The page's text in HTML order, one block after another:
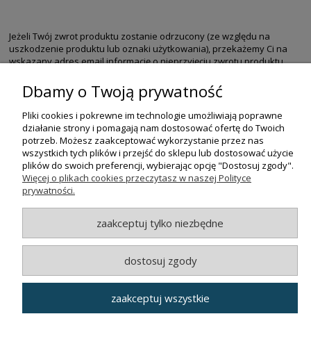
Jeżeli Twój zwrot produktu zostanie odrzucony (ze względu na
uszkodzenie produktu lub oznaki użytkowania), przekażemy Ci na
wskazany adres email informację o nieprzyjęciu zwrotu produktu.
produkt, pokrywając koszt przesyłki.
ZAKUPY
POMOC
INFORMACJE
Wszystkie prawa zastrzeżone.
Dbamy o Twoją prywatność
Pliki cookies i pokrewne im technologie umożliwiają poprawne
działanie strony i pomagają nam dostosować ofertę do Twoich
potrzeb. Możesz zaakceptować wykorzystanie przez nas
wszystkich tych plików i przejść do sklepu lub dostosować użycie
plików do swoich preferencji, wybierając opcję "Dostosuj zgody".
Więcej o plikach cookies przeczytasz w naszej Polityce
prywatności.
zaakceptuj tylko niezbędne
dostosuj zgody
zaakceptuj wszystkie